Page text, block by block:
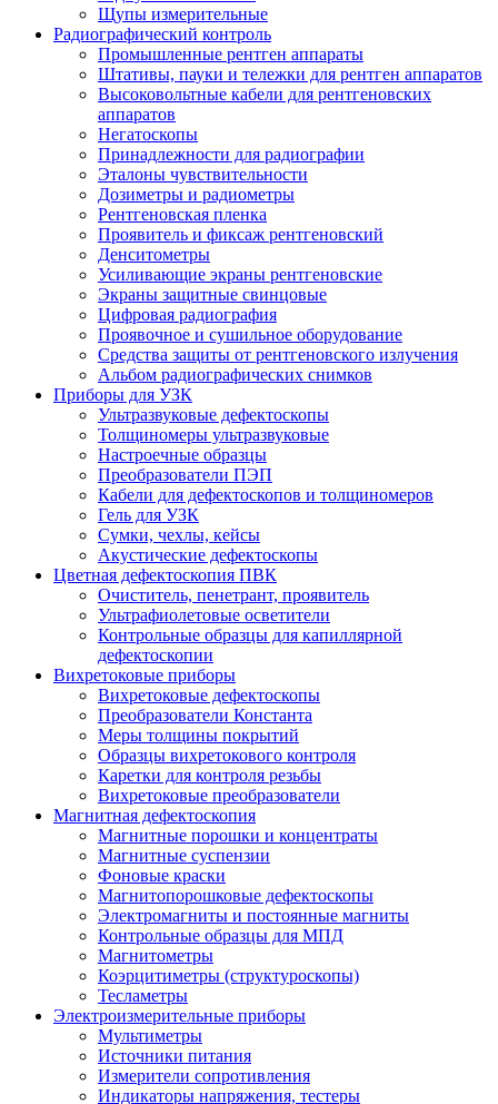
Щупы измерительные
Радиографический контроль
Промышленные рентген аппараты
Штативы, пауки и тележки для рентген аппаратов
Высоковольтные кабели для рентгеновских
аппаратов
Негатоскопы
Принадлежности для радиографии
Эталоны чувствительности
Дозиметры и радиометры
Рентгеновская пленка
Проявитель и фиксаж рентгеновский
Денситометры
Усиливающие экраны рентгеновские
Экраны защитные свинцовые
Цифровая радиография
Проявочное и сушильное оборудование
Средства защиты от рентгеновского излучения
Альбом радиографических снимков
Приборы для УЗК
Ультразвуковые дефектоскопы
Толщиномеры ультразвуковые
Настроечные образцы
Преобразователи ПЭП
Кабели для дефектоскопов и толщиномеров
Гель для УЗК
Сумки, чехлы, кейсы
Акустические дефектоскопы
Цветная дефектоскопия ПВК
Очиститель, пенетрант, проявитель
Ультрафиолетовые осветители
Контрольные образцы для капиллярной
дефектоскопии
Вихретоковые приборы
Вихретоковые дефектоскопы
Преобразователи Константа
Меры толщины покрытий
Образцы вихретокового контроля
Каретки для контроля резьбы
Вихретоковые преобразователи
Магнитная дефектоскопия
Магнитные порошки и концентраты
Магнитные суспензии
Фоновые краски
Магнитопорошковые дефектоскопы
Электромагниты и постоянные магниты
Контрольные образцы для МПД
Магнитометры
Коэрцитиметры (структуроскопы)
Тесламетры
Электроизмерительные приборы
Мультиметры
Источники питания
Измерители сопротивления
Индикаторы напряжения, тестеры